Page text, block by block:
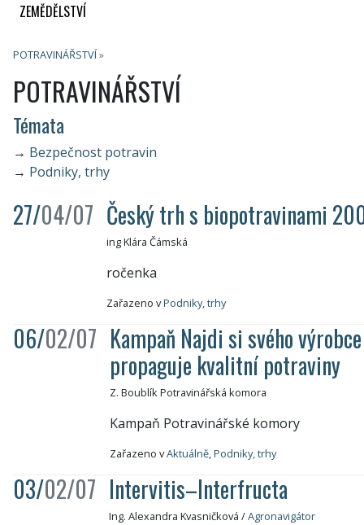
ZEMĚDĚLSTVÍ
POTRAVINÁŘSTVÍ»
POTRAVINÁŘSTVÍ
Témata
→ Bezpečnost potravin
→ Podniky, trhy
27/04/07 Český trh s biopotravinami
ing Klára Čámská
ročenka
Zařazeno vPodniky, trhy
06/02/07 Kampaň Najdi si svého výrobce
propaguje kvalitní potraviny
Z. Boublík Potravinářská komora
Kampaň Potravinářské komory
Zařazeno vAktuálně,Podniky, trhy
03/02/07 Intervitis–Interfructa
Ing. Alexandra Kvasničková /Agronavigátor